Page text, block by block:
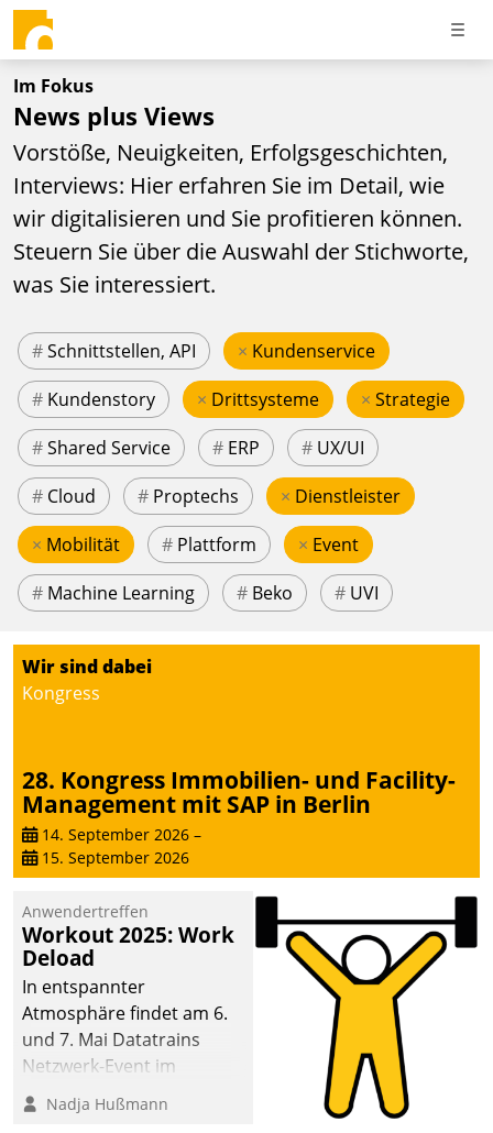
Im Fokus
News plus Views
Vorstöße, Neuigkeiten, Erfolgsgeschichten,
Interviews: Hier erfahren Sie im Detail, wie
wir digitalisieren und Sie profitieren können.
Steuern Sie über die Auswahl der Stichworte,
was Sie interessiert.
#Schnittstellen, API × Kundenservice
# Kundenstory × Drittsysteme × Strategie
#Shared Service # ERP # UX/UI
# Cloud # Proptechs × Dienstleister
× Mobilität # Plattform × Event
# Machine Learning # Beko # UVI
Wir sind dabei
Kongress
28. Kongress Immobilien- und Facility-
Management mit SAP in Berlin
14. September 2026 –
15. September 2026
Anwendertreffen
Workout 2025: Work
Deload
In entspannter
Atmosphäre findet am 6.
und 7. Mai Datatrains
Netzwerk-Event im
Kunden- und Partnerkreis
statt. Zentrale Frage: Wie
Nadja Hußmann